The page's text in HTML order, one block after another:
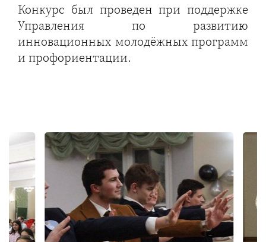
Конкурс был проведен при поддержке
Управления по развитию
инновационных молодёжных программ
и профориентации.